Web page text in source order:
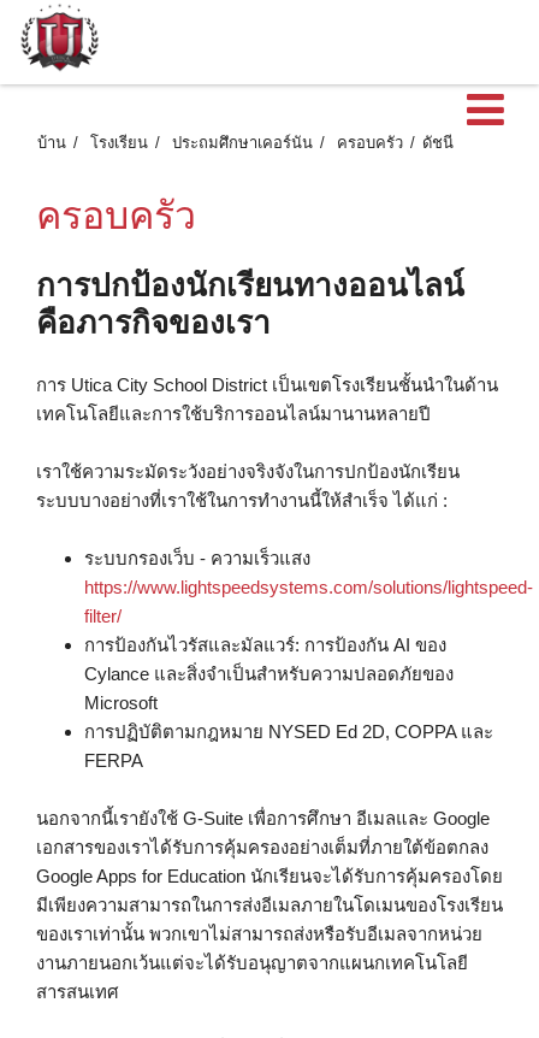
เ
บ้าน โรงเรียน ประถมศึกษาเคอร์นัน ครอบครัว ดัชนี
ครอบครัว
การปกป้องนักเรียนทางออนไลน์
คือภารกิจของเรา
การ Utica City School District เป็นเขตโรงเรียนชั้นนำในด้าน
เทคโนโลยีและการใช้บริการออนไลน์มานานหลายปี
เราใช้ความระมัดระวังอย่างจริงจังในการปกป้องนักเรียน
ระบบบางอย่างที่เราใช้ในการทํางานนี้ให้สําเร็จ ได้แก่ :
ระบบกรองเว็บ - ความเร็วแสง
https://www.lightspeedsystems.com/solutions/lightspeed-
filter/
การป้องกันไวรัสและมัลแวร์: การป้องกัน AI ของ
Cylance และสิ่งจําเป็นสําหรับความปลอดภัยของ
Microsoft
การปฏิบัติตามกฎหมาย NYSED Ed 2D, COPPA และ
FERPA
นอกจากนี้เรายังใช้ G-Suite เพื่อการศึกษา อีเมลและ Google
เอกสารของเราได้รับการคุ้มครองอย่างเต็มที่ภายใต้ข้อตกลง
Google Apps for Education นักเรียนจะได้รับการคุ้มครองโดย
มีเพียงความสามารถในการส่งอีเมลภายในโดเมนของโรงเรียน
ของเราเท่านั้น พวกเขาไม่สามารถส่งหรือรับอีเมลจากหน่วย
งานภายนอกเว้นแต่จะได้รับอนุญาตจากแผนกเทคโนโลยี
สารสนเทศ